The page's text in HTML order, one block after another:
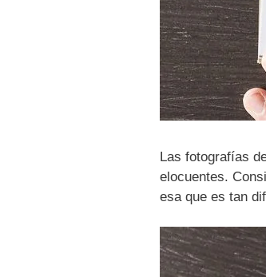
Las fotografías
elocuentes.
esa que es tan